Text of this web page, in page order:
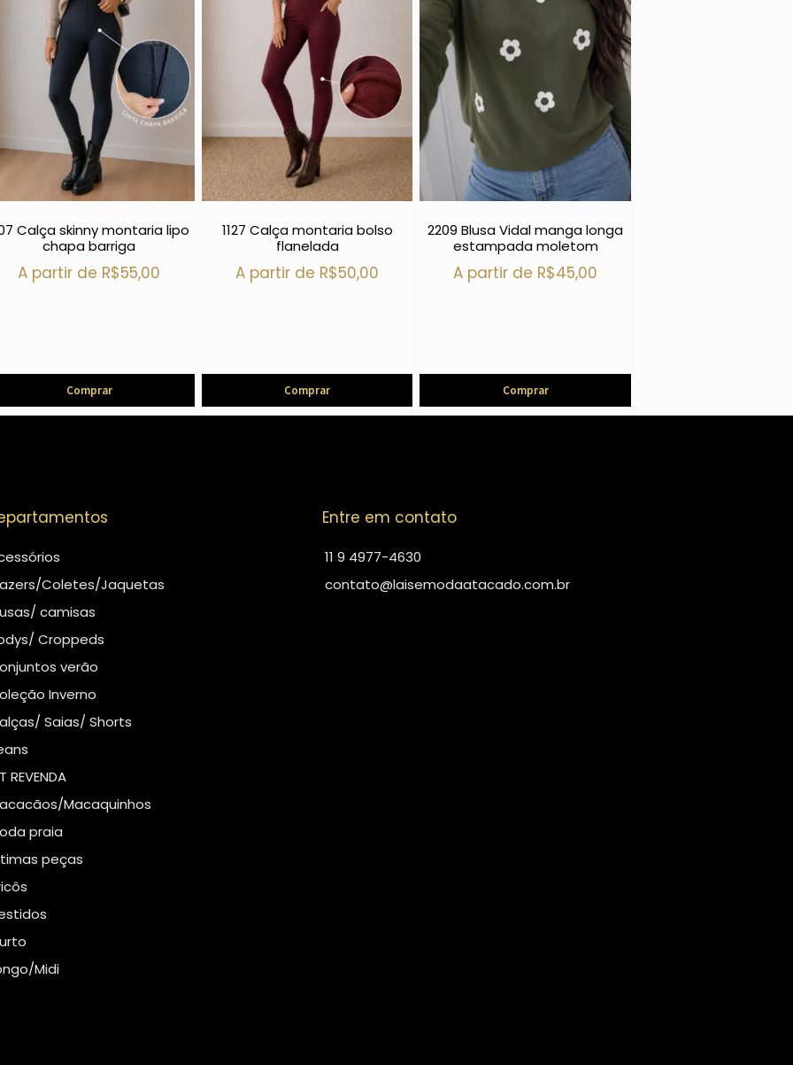
Calça skinny montaria lipo
chapa barriga
A partir de R$55,00
Comprar
1127 Calça montaria bolso
flanelada
A partir de R$50,00
Comprar
2209 Blusa Vidal manga longa
estampada moletom
A partir de R$45,00
Comprar
Coletes/Jaquetas
camisas
Croppeds
verão
Inverno
Saias/ Shorts
REVENDA
Macaquinhos
praia
peças
Midi
Entre em contato
11 9 4977-4630
contato@laisemodaatacado.com.br